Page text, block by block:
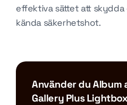
effektiva sättet att
kända säkerhetshot.
Använder du Album
Gallery Plus